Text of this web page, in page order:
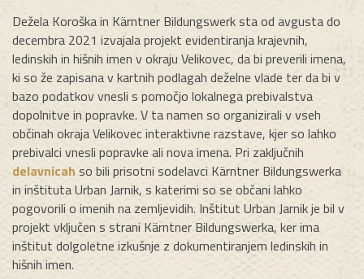
Dežela Koroška in Kärntner Bildungswerk sta od avgusta do
decembra 2021 izvajala projekt evidentiranja krajevnih,
ledinskih in hišnih imen v okraju Velikovec, da bi preverili imena,
ki so že zapisana v kartnih podlagah deželne vlade ter da bi v
bazo podatkov vnesli s pomočjo lokalnega prebivalstva
dopolnitve in popravke. V ta namen so organizirali v vseh
občinah okraja Velikovec interaktivne razstave, kjer so lahko
prebivalci vnesli popravke ali nova imena. Pri zaključnih
delavnicah so bili prisotni sodelavci Kärntner Bildungswerka
in inštituta Urban Jarnik, s katerimi so se občani lahko
pogovorili o imenih na zemljevidih. Inštitut Urban Jarnik je bil v
projekt vključen s strani Kärntner Bildungswerka, ker ima
inštitut dolgoletne izkušnje z dokumentiranjem ledinskih in
hišnih imen.